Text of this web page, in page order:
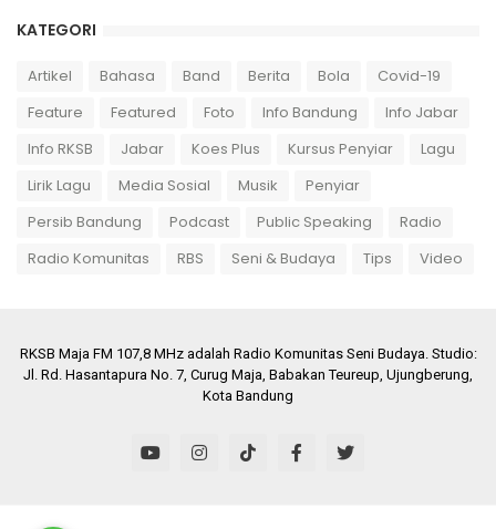
KATEGORI
Artikel Bahasa Band Berita Bola
Covid-19
Feature
Featured Foto Info Bandung
Info Jabar
Info RKSB
Jabar Koes Plus Kursus Penyiar
Lagu
Lirik Lagu
Media Sosial Musik
Penyiar
Persib Bandung
Podcast Public Speaking
Radio
Radio Komunitas
RBS Seni & Budaya Tips Video
RKSB Maja FM 107,8 MHz adalah Radio Komunitas Seni Budaya. Studio:
Jl. Rd. Hasantapura No. 7, Curug Maja, Babakan Teureup, Ujungberung,
Kota Bandung